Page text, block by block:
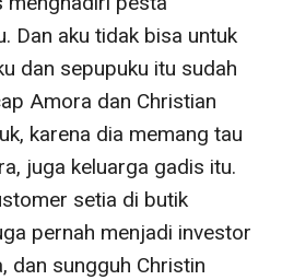
Dan aku tidak bisa untuk
dan sepupuku itu sudah
Amora dan Christian
karena dia memang tau
juga keluarga gadis itu.
setia di butik
pernah menjadi investor
dan sungguh Christin